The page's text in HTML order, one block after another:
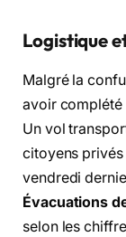
Logistique
Malgré la
avoir complété
Un vol
citoyens
vendredi
Évacuations
selon les